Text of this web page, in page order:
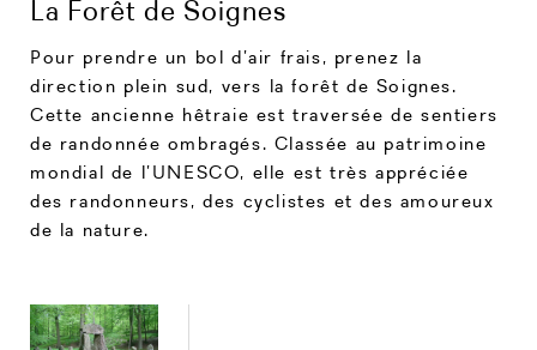
La Forêt de Soignes
Pour prendre un bol d’air frais, prenez la
direction plein sud, vers la forêt de Soignes.
Cette ancienne hêtraie est traversée de sentiers
de randonnée ombragés. Classée au patrimoine
mondial de l’UNESCO, elle est très appréciée
des randonneurs, des cyclistes et des amoureux
de la nature.